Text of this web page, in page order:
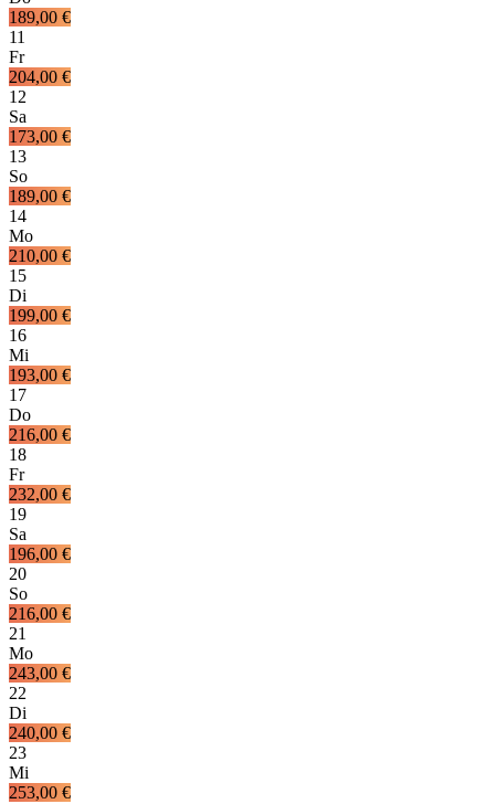
189,00 €
11
Fr
204,00 €
12
Sa
173,00 €
13
So
189,00 €
14
Mo
210,00 €
15
Di
199,00 €
16
Mi
193,00 €
17
Do
216,00 €
18
Fr
232,00 €
19
Sa
196,00 €
20
So
216,00 €
21
Mo
243,00 €
22
Di
240,00 €
23
Mi
253,00 €